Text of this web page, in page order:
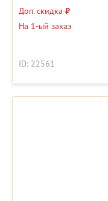
Доп. скидка ₽
На 1-ый заказ
ID: 22561